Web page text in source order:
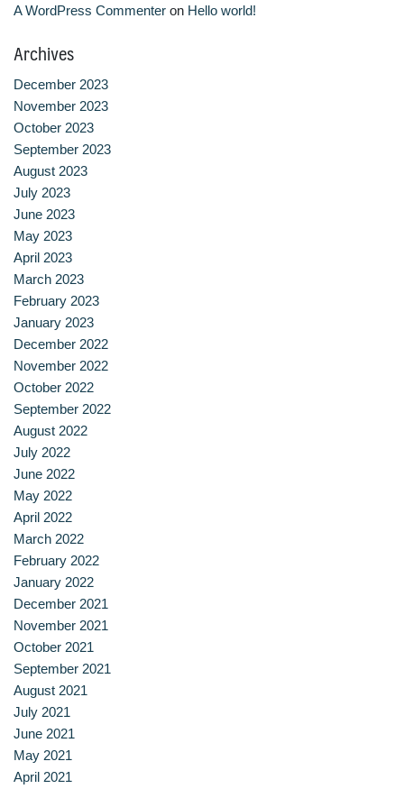
อาหารเพื่อสุขภาพ ดีต่อกายและใจ
อาหารไทยรสเลิศ
เรียนรู้เทคนิคอาหารนานาชาติ
เลือกหลักสูตร
โครงสร้างการบริหารงาน
โรงเรียนการเรือน
A WordPress Commenter on Hello world!
Archives
December 2023
November 2023
October 2023
September 2023
August 2023
July 2023
June 2023
May 2023
April 2023
March 2023
February 2023
January 2023
December 2022
November 2022
October 2022
September 2022
August 2022
July 2022
June 2022
May 2022
April 2022
March 2022
February 2022
January 2022
December 2021
November 2021
October 2021
September 2021
August 2021
July 2021
June 2021
May 2021
April 2021